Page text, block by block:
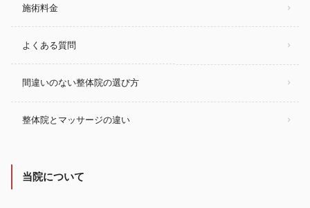
施術料金
よくある質問
間違いのない整体院の選び方
整体院とマッサージの違い
当院について